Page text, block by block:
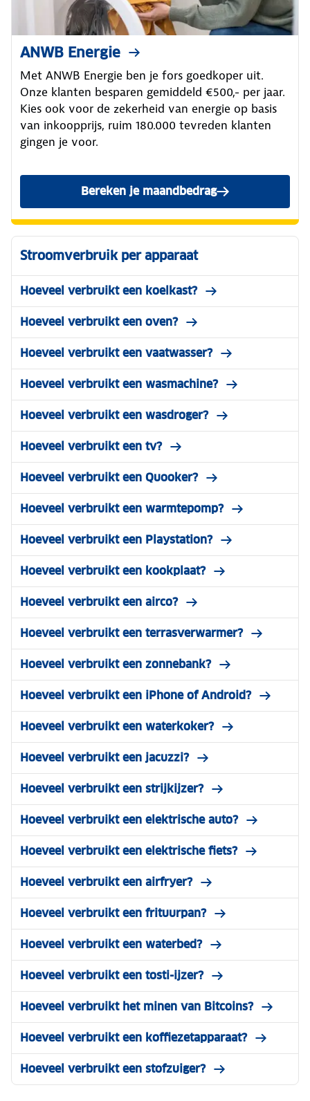
ANWB Energie
Met ANWB Energie ben je fors goedkoper uit.
Onze klanten besparen gemiddeld €500,- per jaar.
Kies ook voor de zekerheid van energie op basis
van inkoopprijs, ruim 180.000 tevreden klanten
gingen je voor.
Bereken je maandbedrag
Stroomverbruik per apparaat
Hoeveel verbruikt een koelkast?
Hoeveel verbruikt een oven?
Hoeveel verbruikt een vaatwasser?
Hoeveel verbruikt een wasmachine?
Hoeveel verbruikt een wasdroger?
Hoeveel verbruikt een tv?
Hoeveel verbruikt een Quooker?
Hoeveel verbruikt een warmtepomp?
Hoeveel verbruikt een Playstation?
Hoeveel verbruikt een kookplaat?
Hoeveel verbruikt een airco?
Hoeveel verbruikt een terrasverwarmer?
Hoeveel verbruikt een zonnebank?
Hoeveel verbruikt een iPhone of Android?
Hoeveel verbruikt een waterkoker?
Hoeveel verbruikt een jacuzzi?
Hoeveel verbruikt een strijkijzer?
Hoeveel verbruikt een elektrische auto?
Hoeveel verbruikt een elektrische fiets?
Hoeveel verbruikt een airfryer?
Hoeveel verbruikt een frituurpan?
Hoeveel verbruikt een waterbed?
Hoeveel verbruikt een tosti-ijzer?
Hoeveel verbruikt het minen van Bitcoins?
Hoeveel verbruikt een koffiezetapparaat?
Hoeveel verbruikt een stofzuiger?